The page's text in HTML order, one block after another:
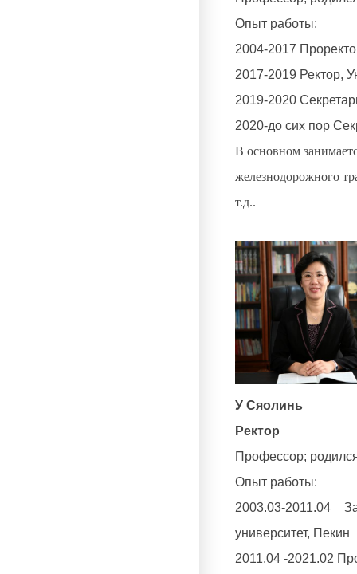
Опыт работы:
2004-2017
2017-2019 Ректор,
2019-2020
2020-до сих пор
В основном
железнодорожного
т.д..
У Сяолинь
Ректор
Профессор;
Опыт работы:
2003.03-2011.04
университет, Пекин
2011.04 -2021.02